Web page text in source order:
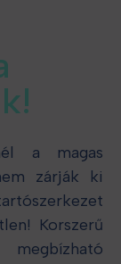
a magas
zárják ki
Korszerű